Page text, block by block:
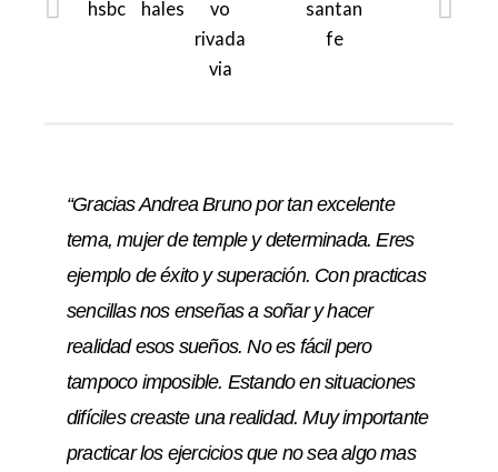
“Gracias Andrea Bruno por tan excelente
tema, mujer de temple y determinada. Eres
ejemplo de éxito y superación. Con practicas
sencillas nos enseñas a soñar y hacer
realidad esos sueños. No es fácil pero
tampoco imposible. Estando en situaciones
difíciles creaste una realidad. Muy importante
practicar los ejercicios que no sea algo mas